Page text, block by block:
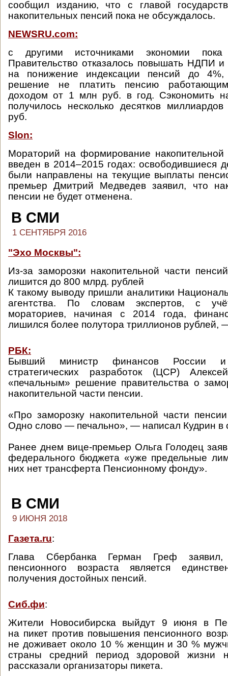
сообщил изданию, что с главой
накопительных пенсий пока не обсуждалось.
NEWSRU.com:
с другими источниками экономии
Правительство отказалось повышать НДПИ
на понижение индексации пенсий до
решение не платить пенсию
доходом от 1 млн руб. в год. Сэкономить на
получилось несколько десятков
руб.
Slon:
Мораторий на формирование
введен в 2014–2015 годах: освободившиеся
были направлены на текущие выплаты
премьер Дмитрий Медведев заявил, что
пенсии не будет отменена.
В СМИ
1 СЕНТЯБРЯ 2016
"Эхо Москвы":
Из-за заморозки накопительной части
лишится до 800 млрд. рублей
К такому выводу пришли аналитики
агентства. По словам экспертов, с
мораториев, начиная с 2014 года,
лишился более полутора триллионов рублей,
РБК:
Бывший министр финансов России
стратегических разработок (ЦСР)
«печальным» решение правительства о
накопительной части пенсии.
«Про заморозку накопительной части
Одно слово — печально», — написал Кудрин в
Ранее днем вице-премьер Ольга Голодец
федерального бюджета «уже предельные
них нет трансферта Пенсионному фонду».
В СМИ
9 ИЮНЯ 2018
Газета.ru:
Глава Сбербанка Герман Греф
пенсионного возраста является
получения достойных пенсий.
Сиб.фи:
Жители Новосибирска выйдут 9 июня в
на пикет против повышения пенсионного
не доживает около 10 % женщин и 30 %
страны средний период здоровой
рассказали организаторы пикета.